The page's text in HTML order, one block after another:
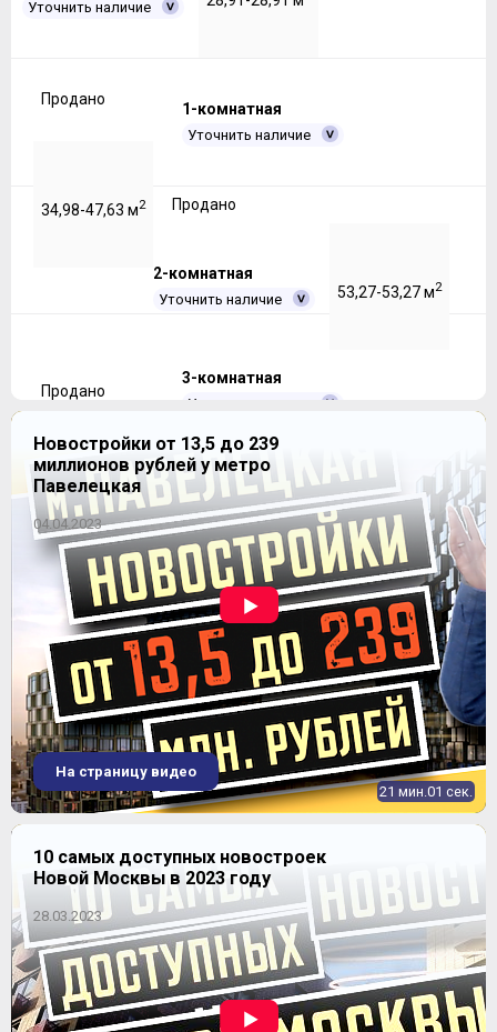
Уточнить наличие
Продано
1-комнатная
Уточнить наличие
34,98-47,63 м2 Продано
2-комнатная
Уточнить наличие 53,27-53,27 м2
Продано
3-комнатная
Уточнить наличие
70,19-94,41 м2 Продано
ЖК "Внуково 2017"
Новостройки от 13,5 до 239
миллионов рублей у метро
Павелецкая
04.04.2023
21 мин.01 сек.
На страницу видео
10 самых доступных новостроек
Новой Москвы в 2023 году
28.03.2023